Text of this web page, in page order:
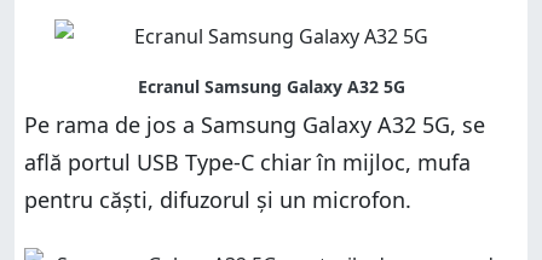
Pe rama de jos a Samsung Galaxy A32 5G, se
află portul USB Type-C chiar în mijloc, mufa
pentru căști, difuzorul și un microfon.